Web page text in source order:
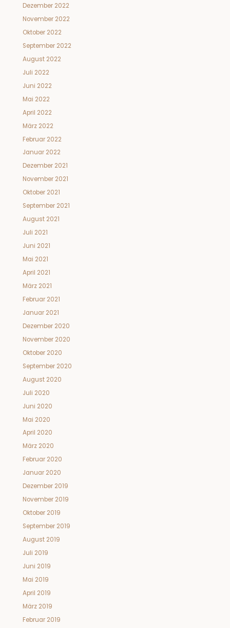
Dezember 2022
November 2022
Oktober 2022
September 2022
August 2022
Juli 2022
Juni 2022
Mai 2022
April 2022
März 2022
Februar 2022
Januar 2022
Dezember 2021
November 2021
Oktober 2021
September 2021
August 2021
Juli 2021
Juni 2021
Mai 2021
April 2021
März 2021
Februar 2021
Januar 2021
Dezember 2020
November 2020
Oktober 2020
September 2020
August 2020
Juli 2020
Juni 2020
Mai 2020
April 2020
März 2020
Februar 2020
Januar 2020
Dezember 2019
November 2019
Oktober 2019
September 2019
August 2019
Juli 2019
Juni 2019
Mai 2019
April 2019
März 2019
Februar 2019